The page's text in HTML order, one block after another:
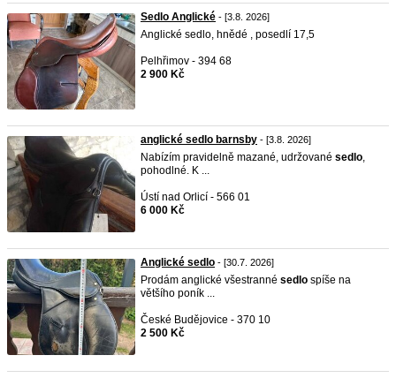
Sedlo Anglické - [3.8. 2026]
Anglické sedlo, hnědé , posedlí 17,5
Pelhřimov - 394 68
2 900 Kč
anglické sedlo barnsby - [3.8. 2026]
Nabízím pravidelně mazané, udržované sedlo,
pohodlné. K ...
Ústí nad Orlicí - 566 01
6 000 Kč
Anglické sedlo - [30.7. 2026]
Prodám anglické všestranné sedlo spíše na
většího poník ...
České Budějovice - 370 10
2 500 Kč